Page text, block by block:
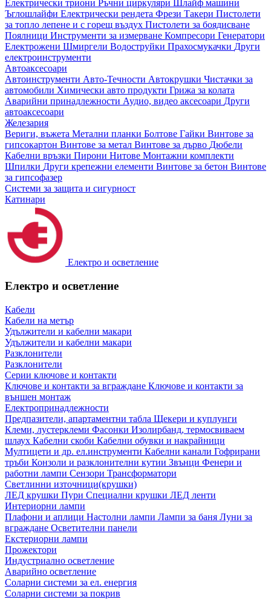
Електрически триони Ръчни циркуляри
Шлайф машини
Ъглошлайфи Електрически рендета Фрези Такери Пистолети
за топло лепене и с горещ въздух Пистолети за боядисване
Поялници Инструменти за измерване Компресори Генератори
Електрожени Шмиргели Водоструйки Прахосмукачки Други
електроинструменти
Автоаксесоари
Автоинструменти Авто-Течности Автокрушки Чистачки за
автомобили Химически авто продукти Грижа за колата
Аварийни принадлежности Аудио, видео аксесоари Други
автоаксесоари
Железария
Вериги, въжета Метални планки Болтове Гайки Винтове за
гипсокартон Винтове за метал Винтове за дърво Дюбели
Кабелни връзки Пирони Нитове Монтажни комплекти
Шпилки Други крепежни елементи Винтове за бетон Винтове
за гипсофазер
Системи за защита и сигурност
Катинари
Електро и осветление
Електро и осветление
Кабели
Кабели на метър
Удължители и кабелни макари
Удължители и кабелни макари
Разклонители
Разклонители
Серии ключове и контакти
Ключове и контакти за вграждане Ключове и контакти за
външен монтаж
Електропринадлежности
Предпазители, апартаментни табла Щекери и куплунги
Клеми, лустерклеми Фасонки Изолирбанд, термосвиваем
шлаух Кабелни скоби Кабелни обувки и накрайници
Мултицети и др. ел.инструменти Кабелни канали Гофрирани
тръби Конзоли и разклонителни кутии Звънци Фенери и
работни лампи Сензори Трансформатори
Светлинни източници(крушки)
ЛЕД крушки Пури Специални крушки ЛЕД ленти
Интериорни лампи
Плафони и аплици Настолни лампи Лампи за баня Луни за
вграждане Осветителни панели
Екстериорни лампи
Прожектори
Индустриално осветление
Аварийно осветление
Соларни системи за ел. енергия
Соларни системи за покрив